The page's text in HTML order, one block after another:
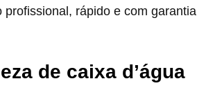
profissional, rápido e com garantia
de caixa d’água